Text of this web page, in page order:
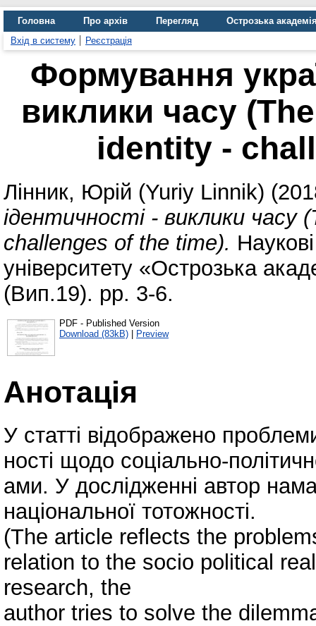
Головна Про архів Перегляд
Острозька
Вхід в систему
Реєстрація
Формування
виклики часу
identity -
Лінник, Юрій (Yuriy Linnik)
ідентичності - виклики часу
challenges of the time).
університету «Острозька
(Вип.19). pp. 3-6.
PDF - Published Version
Download (83kB) | Preview
Анотація
У статті відображено
ності щодо соціально-
ами. У дослідженні автор
національної тотожності.
(The article reflects the
relation to the socio political
research, the
author tries to solve the